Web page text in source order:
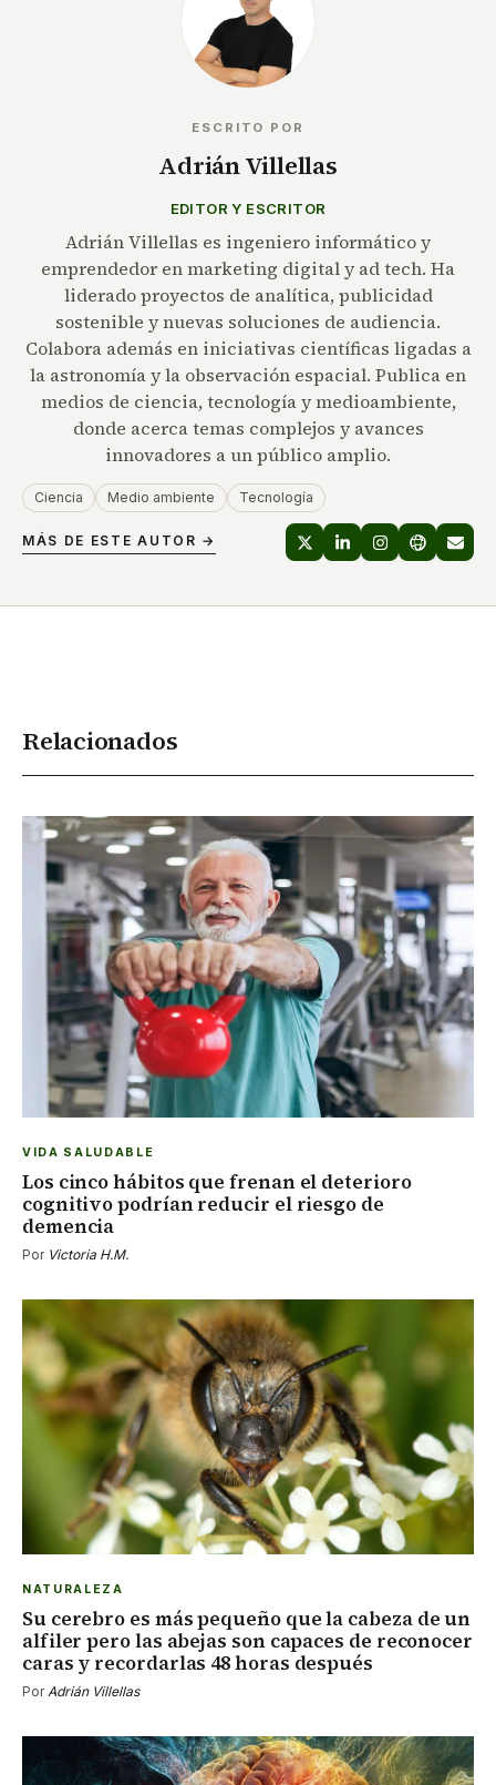
ESCRITO POR
Adrián Villellas
EDITOR Y ESCRITOR
Adrián Villellas es ingeniero informático y
emprendedor en marketing digital y ad tech. Ha
liderado proyectos de analítica, publicidad
sostenible y nuevas soluciones de audiencia.
Colabora además en iniciativas científicas ligadas a
la astronomía y la observación espacial. Publica en
medios de ciencia, tecnología y medioambiente,
donde acerca temas complejos y avances
innovadores a un público amplio.
Ciencia Medio ambiente Tecnología
MÁS DE ESTE AUTOR →
Relacionados
VIDA SALUDABLE
Los cinco hábitos que frenan el deterioro
cognitivo podrían reducir el riesgo de
demencia
Por Victoria H.M.
NATURALEZA
Su cerebro es más pequeño que la cabeza de un
alfiler pero las abejas son capaces de reconocer
caras y recordarlas 48 horas después
Por Adrián Villellas